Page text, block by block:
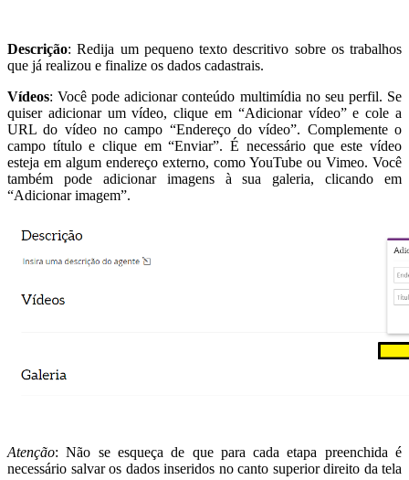
Descrição: Redija um pequeno texto descritivo sobre os trabalhos
que já realizou e finalize os dados cadastrais.
Vídeos: Você pode adicionar conteúdo multimídia no seu perfil. Se
quiser adicionar um vídeo, clique em “Adicionar vídeo” e cole a
URL do vídeo no campo “Endereço do vídeo”. Complemente o
campo título e clique em “Enviar”. É necessário que este vídeo
esteja em algum endereço externo, como YouTube ou Vimeo. Você
também pode adicionar imagens à sua galeria, clicando em
“Adicionar imagem”.
Atenção: Não se esqueça de que para cada etapa preenchida é
necessário salvar os dados inseridos no canto superior direito da tela